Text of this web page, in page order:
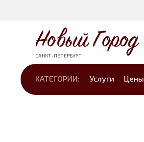
Новый Город
САНКТ-ПЕТЕРБУРГ
КАТЕГОРИИ: Услуги Цены